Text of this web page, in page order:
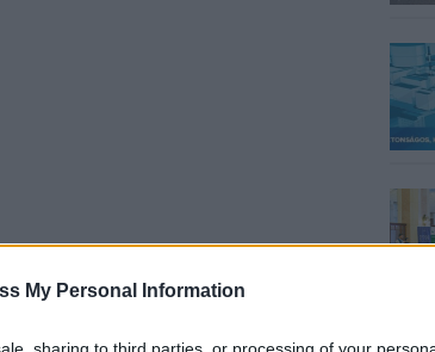
My Personal Information
sharing to third parties, or processing of your